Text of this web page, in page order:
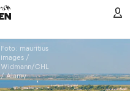
Foto: mauritius
images /
Widmann/CHL
/ Alamy